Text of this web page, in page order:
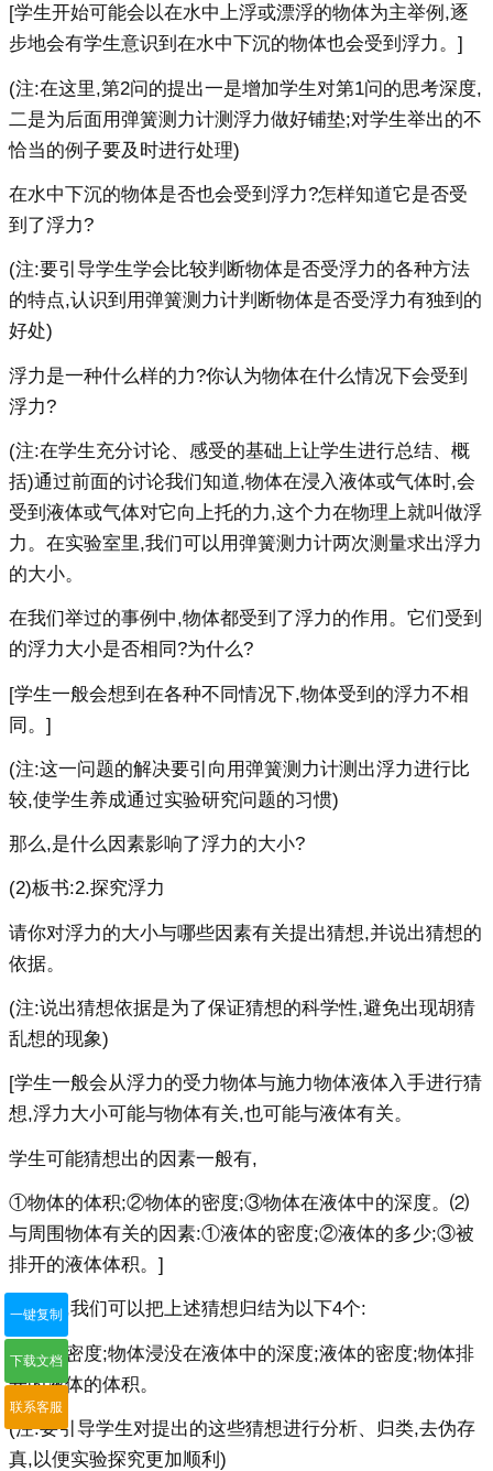
[学生开始可能会以在水中上浮或漂浮的物体为主举例,逐
步地会有学生意识到在水中下沉的物体也会受到浮力。]
(注:在这里,第2问的提出一是增加学生对第1问的思考深度,
二是为后面用弹簧测力计测浮力做好铺垫;对学生举出的不
恰当的例子要及时进行处理)
在水中下沉的物体是否也会受到浮力?怎样知道它是否受
到了浮力?
(注:要引导学生学会比较判断物体是否受浮力的各种方法
的特点,认识到用弹簧测力计判断物体是否受浮力有独到的
好处)
浮力是一种什么样的力?你认为物体在什么情况下会受到
浮力?
(注:在学生充分讨论、感受的基础上让学生进行总结、概
括)通过前面的讨论我们知道,物体在浸入液体或气体时,会
受到液体或气体对它向上托的力,这个力在物理上就叫做浮
力。在实验室里,我们可以用弹簧测力计两次测量求出浮力
的大小。
在我们举过的事例中,物体都受到了浮力的作用。它们受到
的浮力大小是否相同?为什么?
[学生一般会想到在各种不同情况下,物体受到的浮力不相
同。]
(注:这一问题的解决要引向用弹簧测力计测出浮力进行比
较,使学生养成通过实验研究问题的习惯)
那么,是什么因素影响了浮力的大小?
(2)板书:2.探究浮力
请你对浮力的大小与哪些因素有关提出猜想,并说出猜想的
依据。
(注:说出猜想依据是为了保证猜想的科学性,避免出现胡猜
乱想的现象)
[学生一般会从浮力的受力物体与施力物体液体入手进行猜
想,浮力大小可能与物体有关,也可能与液体有关。
学生可能猜想出的因素一般有,
①物体的体积;②物体的密度;③物体在液体中的深度。⑵
与周围物体有关的因素:①液体的密度;②液体的多少;③被
排开的液体体积。]
过分析,我们可以把上述猜想归结为以下4个:
物体的密度;物体浸没在液体中的深度;液体的密度;物体排
开的液体的体积。
(注:要引导学生对提出的这些猜想进行分析、归类,去伪存
真,以便实验探究更加顺利)
一键复制
下载文档
联系客服